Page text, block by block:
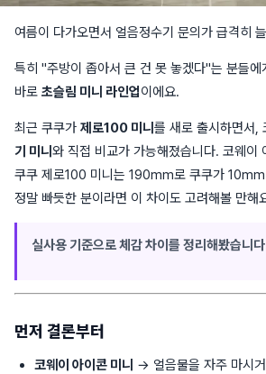
여름이 다가오면서 얼음정수기 문의가 급격히
특히 "주방이 좁아서 큰 건 못 놓겠다"는 분들에
바로 초슬림 미니 라인업이에요.
최근 쿠쿠가 제로100 미니 를 새로 출시하면서,
기 미니 와 직접 비교가 가능해졌습니다. 코웨
쿠쿠 제로100 미니는 190mm로 쿠쿠가 10mm
정말 빠듯한 분이라면 이 차이도 고려해볼 만해
실사용 기준으로 체감 차이를 정리해봤습니
먼저 결론부터
코웨이 아이콘 미니 → 얼음물을 자주 마시